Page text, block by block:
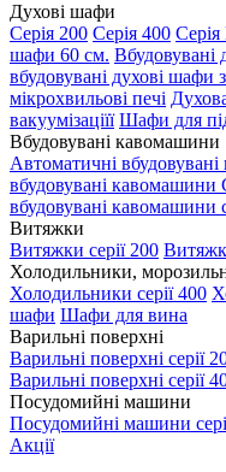
Духові шафи
Серія 200 Серія 400 Серія
шафи 60 см. Вбудовувані
вбудовувані духові шафи
мікрохвильові печі
вакуумізаціїї Шафи для
Вбудовувані кавомашини
Автоматичні
вбудовувані кавомашини
вбудовувані кавомашини
Витяжки
Витяжки серії 200
Холодильники,
Холодильники серії 400
шафи Шафи для вина
Варильні поверхні
Варильні поверхні серії
Варильні поверхні серії
Посудомийні машини
Посудомийні машини
Акції